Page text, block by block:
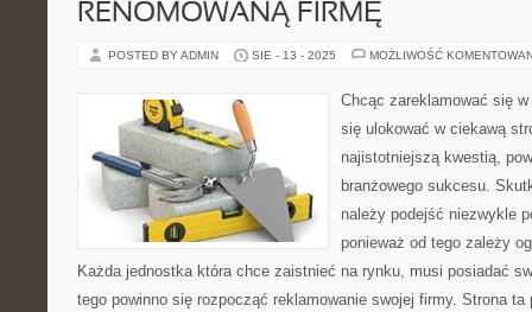
RENOMOWANĄ FIRMĘ
POSTED BY ADMIN SIE - 13 - 2025 MOŻLIWOŚĆ
Chcąc zareklamować się
się ulokować w ciekawą
najistotniejszą kwestią,
branżowego sukcesu.
należy podejść niezwykle
ponieważ od tego zależy
Każda jednostka która chce zaistnieć na rynku, musi posiadać
tego powinno się rozpocząć reklamowanie swojej firmy. Strona ta